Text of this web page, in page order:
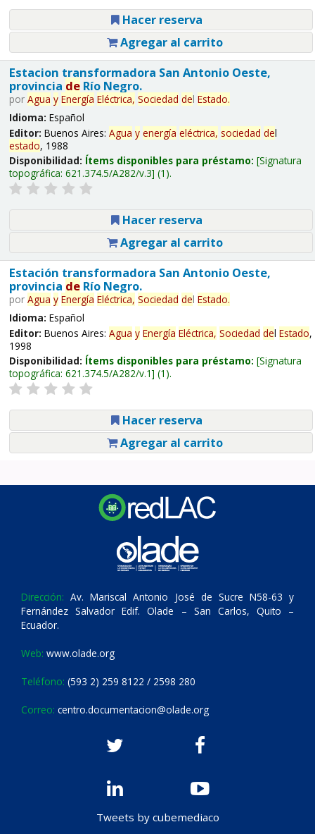
Hacer reserva
Agregar al carrito
Estacion transformadora San Antonio Oeste,
provincia deRío Negro.
por Agua y Energía Eléctrica, Sociedad del Estado.
Idioma: Español
Editor: Buenos Aires: Agua y energía eléctrica, sociedad del
estado, 1988
Disponibilidad: Ítems disponibles para préstamo: Signatura
topográfica: 621.374.5/A282/v.3 (1).
Hacer reserva
Agregar al carrito
Estación transformadora San Antonio Oeste,
provincia deRío Negro.
por Agua y Energía Eléctrica, Sociedad del Estado.
Idioma: Español
Editor: Buenos Aires: Agua y Energía Eléctrica, Sociedad del Estado,
1998
Disponibilidad: Ítems disponibles para préstamo: Signatura
topográfica: 621.374.5/A282/v.1 (1).
Hacer reserva
Agregar al carrito
Dirección: Av. Mariscal Antonio José de Sucre N58-63 y
Fernández Salvador Edif. Olade – San Carlos, Quito –
Ecuador.
Web: www.olade.org
Teléfono: (593 2) 259 8122 / 2598 280
Correo: centro.documentacion@olade.org
Tweets by cubemediaco